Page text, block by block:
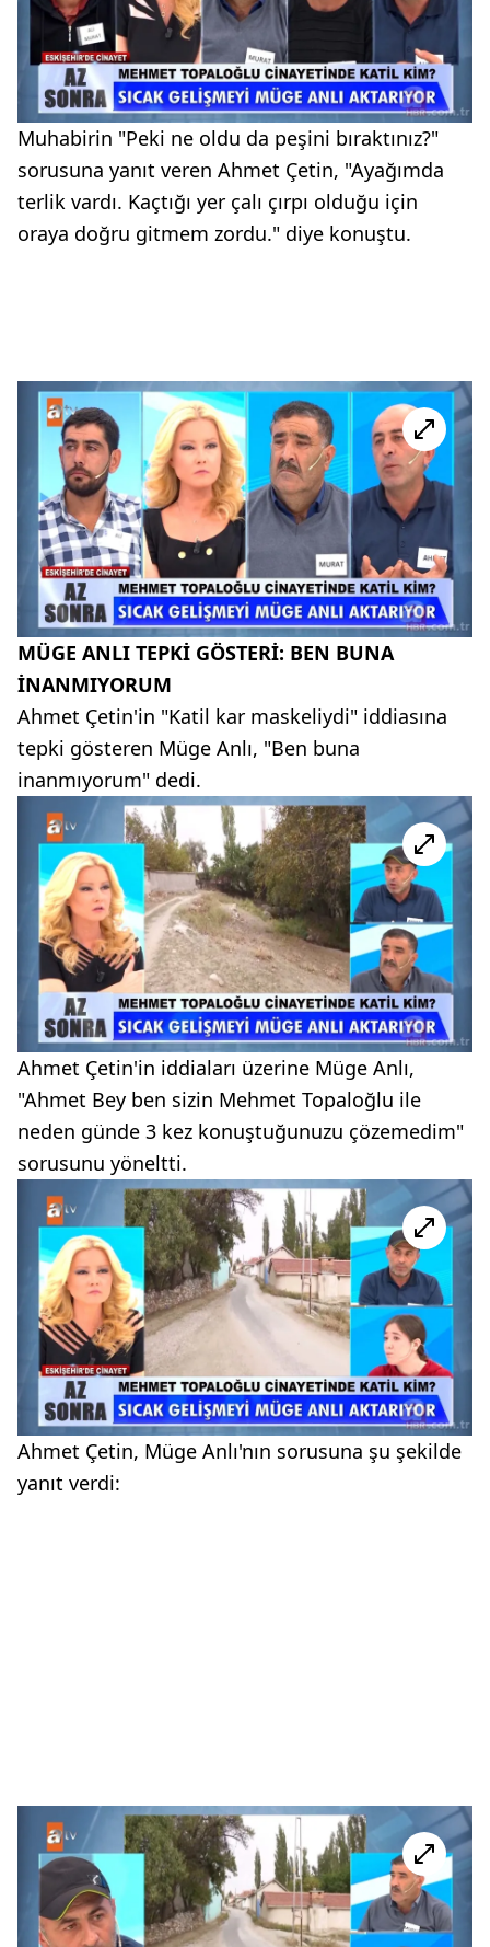
Muhabirin "Peki ne oldu da peşini bıraktınız?"
sorusuna yanıt veren Ahmet Çetin, "Ayağımda
terlik vardı. Kaçtığı yer çalı çırpı olduğu için
oraya doğru gitmem zordu." diye konuştu.
MÜGE ANLI TEPKİ GÖSTERİ: BEN BUNA
İNANMIYORUM
Ahmet Çetin'in "Katil kar maskeliydi" iddiasına
tepki gösteren Müge Anlı, "Ben buna
inanmıyorum" dedi.
Ahmet Çetin'in iddiaları üzerine Müge Anlı,
"Ahmet Bey ben sizin Mehmet Topaloğlu ile
neden günde 3 kez konuştuğunuzu çözemedim"
sorusunu yöneltti.
Ahmet Çetin, Müge Anlı'nın sorusuna şu şekilde
yanıt verdi: